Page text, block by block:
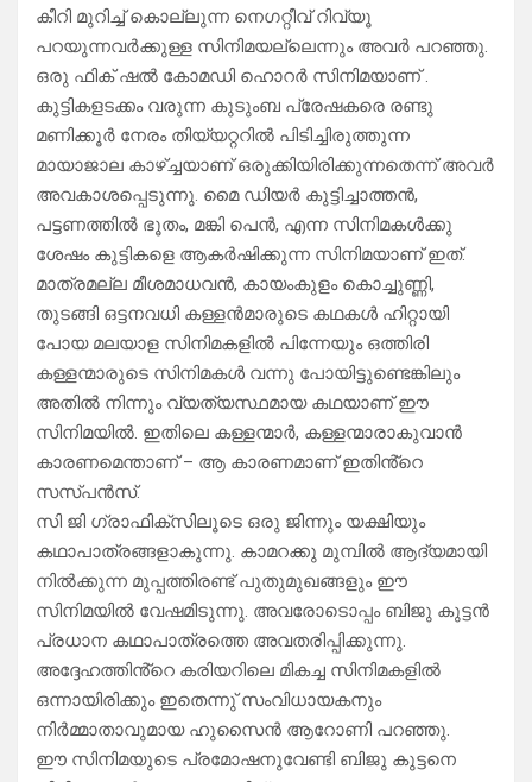
കീറി മുറിച്ച് കൊല്ലുന്ന നെഗറ്റീവ് റിവ്യൂ
പറയുന്നവർക്കുള്ള സിനിമയല്ലെന്നും അവർ പറഞ്ഞു.
ഒരു ഫിക് ഷൽ കോമഡി ഹൊറർ സിനിമയാണ് .
കുട്ടികളടക്കം വരുന്ന കുടുംബ പ്രേഷകരെ രണ്ടു
മണിക്കൂർ നേരം തിയ്യറ്ററിൽ പിടിച്ചിരുത്തുന്ന
മായാജാല കാഴ്ച്ചയാണ് ഒരുക്കിയിരിക്കുന്നതെന്ന് അവർ
അവകാശപ്പെടുന്നു. മൈ ഡിയർ കുട്ടിച്ചാത്തൻ,
പട്ടണത്തിൽ ഭൂതം, മങ്കി പെൻ, എന്ന സിനിമകൾക്കു
ശേഷം കുട്ടികളെ ആകർഷിക്കുന്ന സിനിമയാണ് ഇത്.
മാത്രമല്ല മീശമാധവൻ, കായംകുളം കൊച്ചുണ്ണി,
തുടങ്ങി ഒട്ടനവധി കള്ളൻമാരുടെ കഥകൾ ഹിറ്റായി
പോയ മലയാള സിനിമകളിൽ പിന്നേയും ഒത്തിരി
കള്ളന്മാരുടെ സിനിമകൾ വന്നു പോയിട്ടുണ്ടെങ്കിലും
അതിൽ നിന്നും വ്യത്യസ്ഥമായ കഥയാണ് ഈ
സിനിമയിൽ. ഇതിലെ കള്ളന്മാർ, കള്ളന്മാരാകുവാൻ
കാരണമെന്താണ് – ആ കാരണമാണ് ഇതിൻ്റെ
സസ്പൻസ്.
സി ജി ഗ്രാഫിക്സിലൂടെ ഒരു ജിന്നും യക്ഷിയും
കഥാപാത്രങ്ങളാകുന്നു. കാമറക്കു മുമ്പിൽ ആദ്യമായി
നിൽക്കുന്ന മുപ്പത്തിരണ്ട് പുതുമുഖങ്ങളും ഈ
സിനിമയിൽ വേഷമിടുന്നു. അവരോടൊപ്പം ബിജു കുട്ടൻ
പ്രധാന കഥാപാത്രത്തെ അവതരിപ്പിക്കുന്നു.
അദ്ദേഹത്തിൻ്റെ കരിയറിലെ മികച്ച സിനിമകളിൽ
ഒന്നായിരിക്കും ഇതെന്നു് സംവിധായകനും
നിർമ്മാതാവുമായ ഹുസൈൻ ആറോണി പറഞ്ഞു.
ഈ സിനിമയുടെ പ്രമോഷനുവേണ്ടി ബിജു കുട്ടനെ